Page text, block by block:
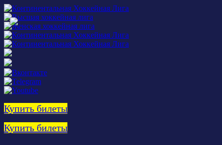
Купить билеты
Купить билеты